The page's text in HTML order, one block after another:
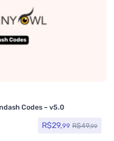
Codes – v5.0
R$29,99 R$49,99